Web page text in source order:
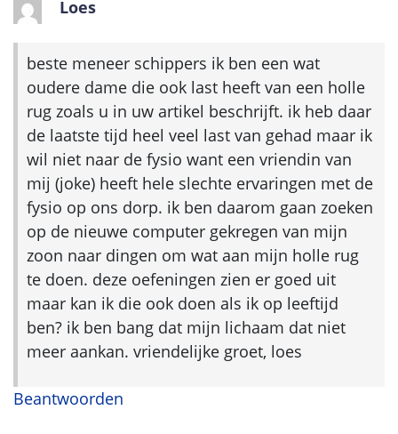
Loes
beste meneer schippers ik ben een wat
oudere dame die ook last heeft van een holle
rug zoals u in uw artikel beschrijft. ik heb daar
de laatste tijd heel veel last van gehad maar ik
wil niet naar de fysio want een vriendin van
mij (joke) heeft hele slechte ervaringen met de
fysio op ons dorp. ik ben daarom gaan zoeken
op de nieuwe computer gekregen van mijn
zoon naar dingen om wat aan mijn holle rug
te doen. deze oefeningen zien er goed uit
maar kan ik die ook doen als ik op leeftijd
ben? ik ben bang dat mijn lichaam dat niet
meer aankan. vriendelijke groet, loes
Beantwoorden